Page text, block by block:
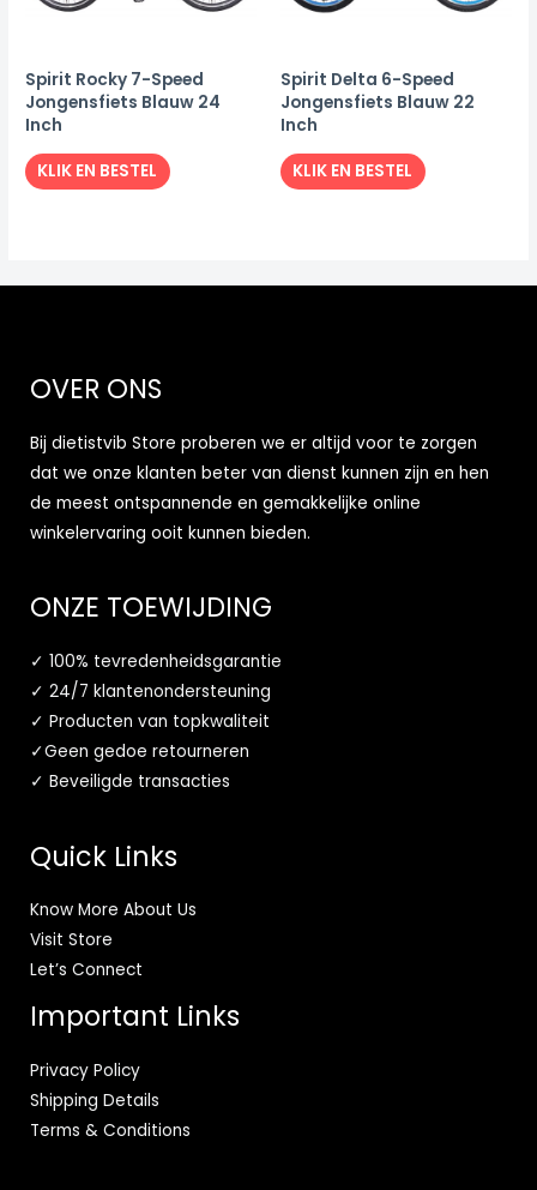
Spirit Rocky 7-Speed
Jongensfiets Blauw 24
Inch
KLIK EN BESTEL
Spirit Delta 6-Speed
Jongensfiets Blauw 22
Inch
KLIK EN BESTEL
OVER ONS
Bij dietistvib Store proberen we er altijd voor te zorgen
dat we onze klanten beter van dienst kunnen zijn en hen
de meest ontspannende en gemakkelijke online
winkelervaring ooit kunnen bieden.
ONZE TOEWIJDING
✓ 100% tevredenheidsgarantie
✓ 24/7 klantenondersteuning
✓ Producten van topkwaliteit
✓Geen gedoe retourneren
✓ Beveiligde transacties
Quick Links
Know More About Us
Visit Store
Let’s Connect
Important Links
Privacy Policy
Shipping Details
Terms & Conditions